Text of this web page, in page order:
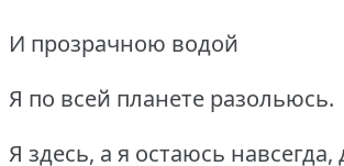
И прозрачною водой
Я по всей планете разольюсь.
Я здесь, а я остаюсь навсегда,